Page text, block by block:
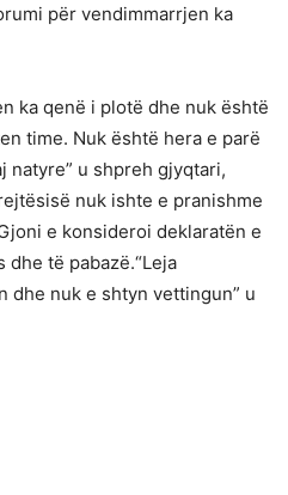
për vendimmarrjen ka
ka qenë i plotë dhe nuk është
time. Nuk është hera e parë
natyre” u shpreh gjyqtari,
nuk ishte e pranishme
e konsideroi deklaratën e
të pabazë.“Leja
dhe nuk e shtyn vettingun” u